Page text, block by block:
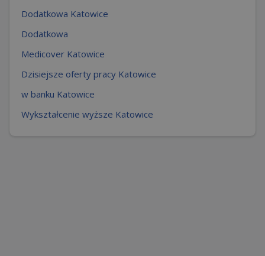
Dodatkowa Katowice
Dodatkowa
Medicover Katowice
Dzisiejsze oferty pracy Katowice
w banku Katowice
Wykształcenie wyższe Katowice